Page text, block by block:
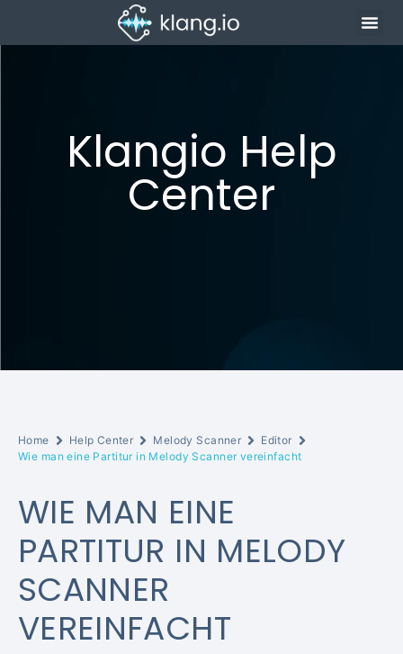
Klangio Help
Center
Home Help Center Melody Scanner
Editor
Wie man eine Partitur in Melody Scanner vereinfacht
WIE MAN EINE
PARTITUR IN MELODY
SCANNER
VEREINFACHT